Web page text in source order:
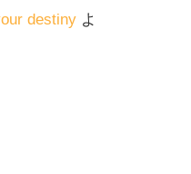
destiny よ